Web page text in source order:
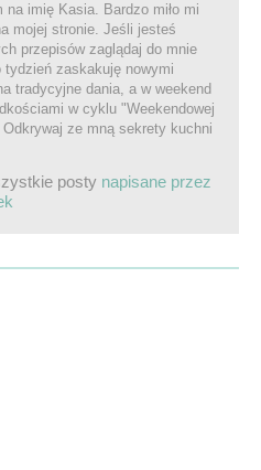
na imię Kasia. Bardzo miło mi
mojej stronie. Jeśli jesteś
przepisów zaglądaj do mnie
tydzień zaskakuję nowymi
tradycyjne dania, a w weekend
w cyklu "Weekendowej
ze mną sekrety kuchni
posty napisane przez